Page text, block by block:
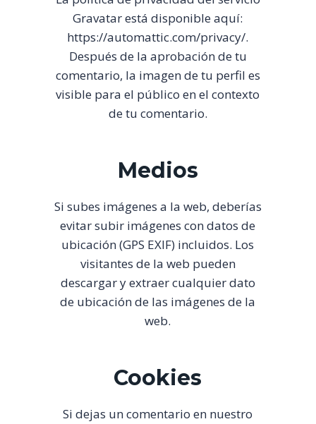
Gravatar está disponible aquí:
https://automattic.com/privacy/.
Después de la aprobación de tu
comentario, la imagen de tu perfil es
visible para el público en el contexto
de tu comentario.
Medios
Si subes imágenes a la web, deberías
evitar subir imágenes con datos de
ubicación (GPS EXIF) incluidos. Los
visitantes de la web pueden
descargar y extraer cualquier dato
de ubicación de las imágenes de la
web.
Cookies
Si dejas un comentario en nuestro